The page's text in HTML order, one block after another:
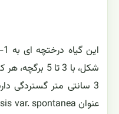
3 سانتی متر گستردگی